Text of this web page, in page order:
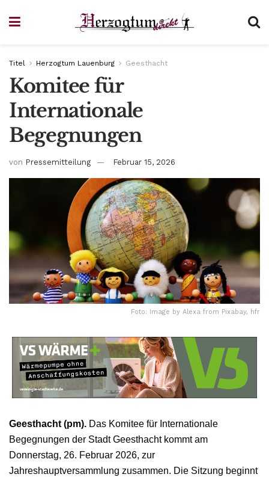
Titel Herzogtum Lauenburg Geesthacht
Komitee für
Internationale
Begegnungen
von Pressemitteilung Februar 15, 2026
Foto: Image by Alexa from Pixabay, hfr
Geesthacht (pm). Das Komitee für Internationale
Begegnungen der Stadt Geesthacht kommt am
Donnerstag, 26. Februar 2026, zur
Jahreshauptversammlung zusammen. Die Sitzung beginnt